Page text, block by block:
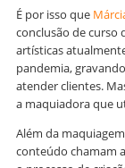
É por isso que
conclusão de curso
artísticas
pandemia, gravando
atender clientes.
a maquiadora que
Além da
conteúdo chamam